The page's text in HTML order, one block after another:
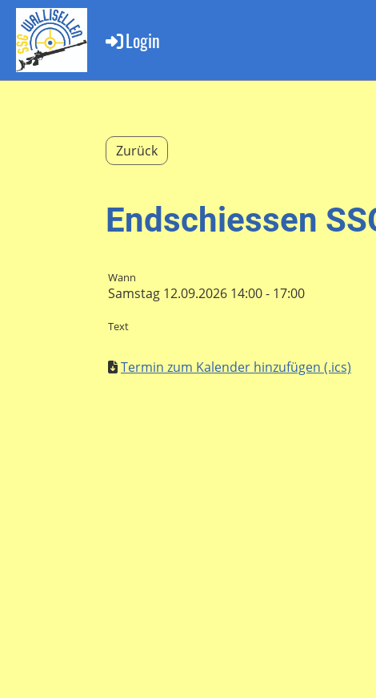
Login
Zurück
Endschiessen
Wann
Samstag 12.09.2026 14:00 - 17:00
Text
Termin zum Kalender hinzufügen (.ics)